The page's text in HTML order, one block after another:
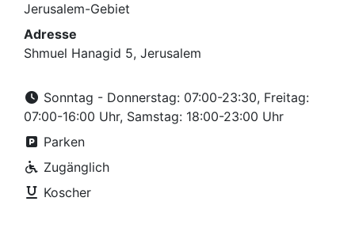
Jerusalem-Gebiet
Adresse
Shmuel Hanagid 5, Jerusalem
Sonntag - Donnerstag: 07:00-23:30, Freitag:
07:00-16:00 Uhr, Samstag: 18:00-23:00 Uhr
Parken
Zugänglich
Koscher